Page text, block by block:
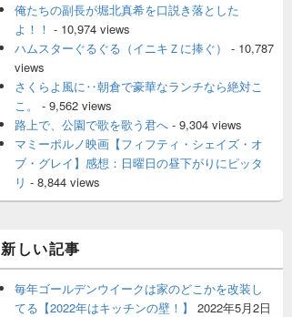
俺たちの副長が堀北真希を口説き落とした
よ！！ - 10,974 views
ハムスターぐるぐる（イニキＺに捧ぐ）
- 10,787
views
さくらよ風に‥朝倉で豪華なランチなら絶対こ
こ。
- 9,562 views
路上で、公園で歌を歌う君へ - 9,304 views
マミーポルノ映画【フィフティ・シェイズ・オ
ブ・グレイ】感想：日曜日の昼下がりにピッタ
リ - 8,844 views
新しい記事
毎年ゴールデンウイークは家のどこかを改装し
てる【2022年はキッチンの壁！】
2022年5月2日